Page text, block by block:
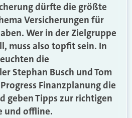
dürfte die größte
Versicherungen für
Wer in der Zielgruppe
muss also topfit sein. In
die
Stephan Busch und Tom
Finanzplanung die
geben Tipps zur richtigen
und offline.